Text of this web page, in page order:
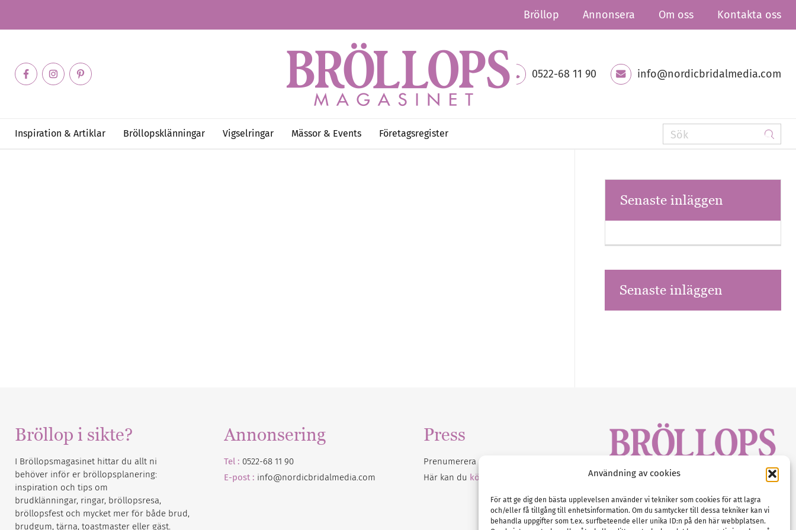
Användning av cookies
För att ge dig den bästa upplevelsen använder vi tekniker som cookies för att lagra
och/eller få tillgång till enhetsinformation. Om du samtycker till dessa tekniker kan vi
behandla uppgifter som t.ex. surfbeteende eller unika ID:n på den här webbplatsen.
Bröllop Annonsera Om oss Kontakta oss
0522-68 11 90 info@nordicbridalmedia.com
Inspiration & Artiklar Bröllopsklänningar Vigselringar Mässor & Events Företagsregister
Senaste inläggen
Senaste inläggen
Bröllop i sikte?
I Bröllopsmagasinet hittar du allt ni
behöver inför er bröllopsplanering:
inspiration och tips om
brudklänningar, ringar, bröllopsresa,
bröllopsfest och mycket mer för både brud,
brudgum, tärna, toastmaster eller gäst.
Annonsering
Tel : 0522-68 11 90
E-post : info@nordicbridalmedia.com
Press
Prenumerera på vårt
Här kan du köpa Bröllopsmagasinet
Tel :0522-68 11 90
E-post:info@nordicbridalmedia.com